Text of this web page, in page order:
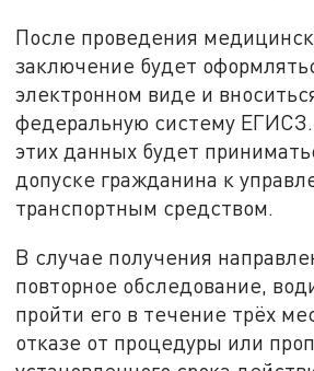
После проведения
заключение будет
электронном виде и
федеральную систему
этих данных будет
допуске гражданина к
транспортным средством.
В случае получения
повторное обследование,
пройти его в течение трёх
отказе от процедуры или